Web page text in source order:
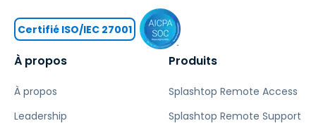
À propos
À propos
Leadership
Produits
Splashtop Remote Access
Splashtop Remote Support
Certifié ISO/IEC 27001